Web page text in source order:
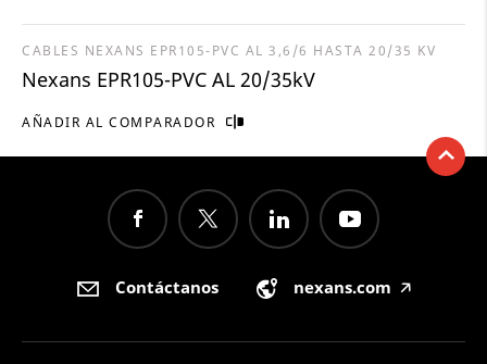
AÑADIR AL COMPARADOR
CABLES NEXANS EPR105-PVC AL 3,6/6 HASTA 20/35 KV
Nexans EPR105-PVC AL 20/35kV
Contáctanos nexans.com 🡥